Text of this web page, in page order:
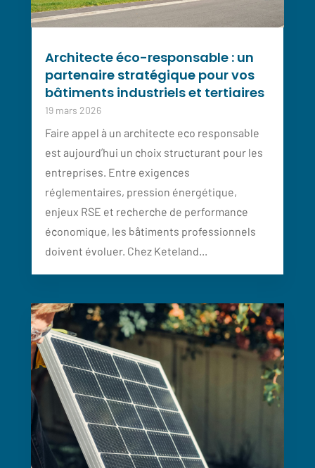
Architecte éco-responsable : un
partenaire stratégique pour vos
bâtiments industriels et tertiaires
19 mars 2026
Faire appel à un architecte eco responsable
est aujourd’hui un choix structurant pour les
entreprises. Entre exigences
réglementaires, pression énergétique,
enjeux RSE et recherche de performance
économique, les bâtiments professionnels
doivent évoluer. Chez Keteland...